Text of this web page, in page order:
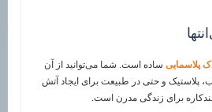
پلاسماییساده است. شما می‌توانید از آن
پلاستیک و حتی در طبیعت برای ایجاد آتش
برای زندگی مدرن است.